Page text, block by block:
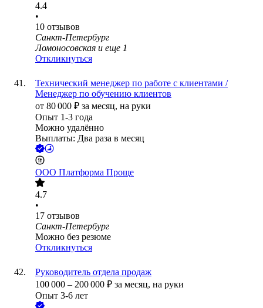
4.4
•
10 отзывов
Санкт-Петербург
Ломоносовская и еще 1
Откликнуться
Технический менеджер по работе с клиентами /
Менеджер по обучению клиентов
от 80 000 ₽ за месяц, на руки
Опыт 1-3 года
Можно удалённо
Выплаты: Два раза в месяц
ООО Платформа Проще
4.7
•
17 отзывов
Санкт-Петербург
Можно без резюме
Откликнуться
Руководитель отдела продаж
100 000 – 200 000 ₽ за месяц, на руки
Опыт 3-6 лет